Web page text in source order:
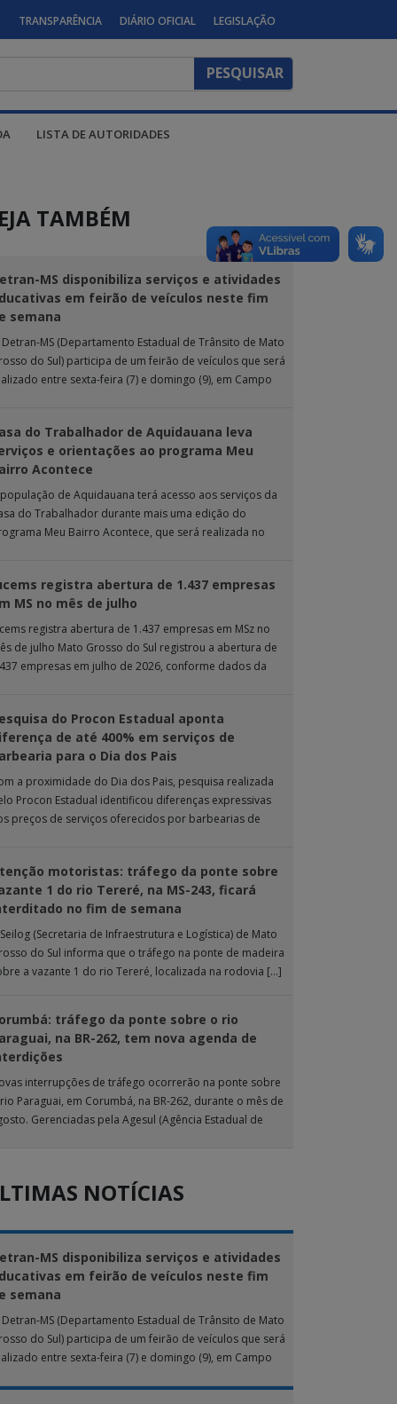
TRANSPARÊNCIA DIÁRIO OFICIAL LEGISLAÇÃO
LISTA DE AUTORIDADES
TAMBÉM
MS disponibiliza serviços e atividades
em feirão de veículos neste fim
semana
Detran-MS (Departamento Estadual de Trânsito de Mato
do Sul) participa de um feirão de veículos que será
entre sexta-feira (7) e domingo (9), em Campo
do Trabalhador de Aquidauana leva
e orientações ao programa Meu
Acontece
de Aquidauana terá acesso aos serviços da
do Trabalhador durante mais uma edição do
Meu Bairro Acontece, que será realizada no
registra abertura de 1.437 empresas
MS no mês de julho
registra abertura de 1.437 empresas em MSz no
de julho Mato Grosso do Sul registrou a abertura de
empresas em julho de 2026, conforme dados da
do Procon Estadual aponta
de até 400% em serviços de
para o Dia dos Pais
a proximidade do Dia dos Pais, pesquisa realizada
Procon Estadual identificou diferenças expressivas
preços de serviços oferecidos por barbearias de
motoristas: tráfego da ponte sobre
1 do rio Tereré, na MS-243, ficará
no fim de semana
(Secretaria de Infraestrutura e Logística) de Mato
do Sul informa que o tráfego na ponte de madeira
a vazante 1 do rio Tereré, localizada na rodovia […]
tráfego da ponte sobre o rio
na BR-262, tem nova agenda de
interrupções de tráfego ocorrerão na ponte sobre
Paraguai, em Corumbá, na BR-262, durante o mês de
Gerenciadas pela Agesul (Agência Estadual de
NOTÍCIAS
MS disponibiliza serviços e atividades
em feirão de veículos neste fim
semana
Detran-MS (Departamento Estadual de Trânsito de Mato
do Sul) participa de um feirão de veículos que será
entre sexta-feira (7) e domingo (9), em Campo